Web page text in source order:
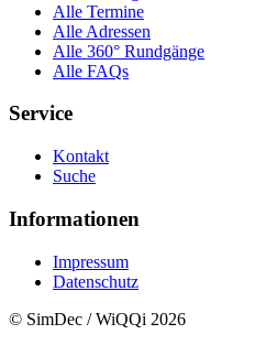
Alle Termine
Alle Adressen
Alle 360° Rundgänge
Alle FAQs
Service
Kontakt
Suche
Informationen
Impressum
Datenschutz
© SimDec / WiQQi 2026